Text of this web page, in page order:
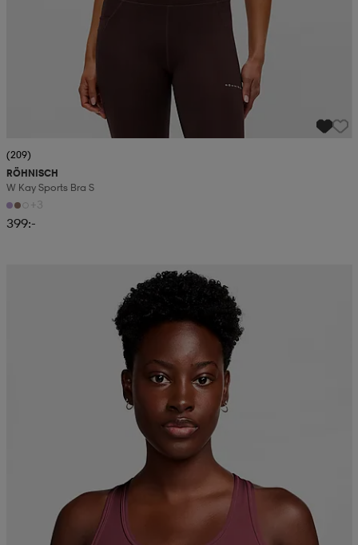
(209)
RÖHNISCH
W Kay Sports Bra S
+3
399:-